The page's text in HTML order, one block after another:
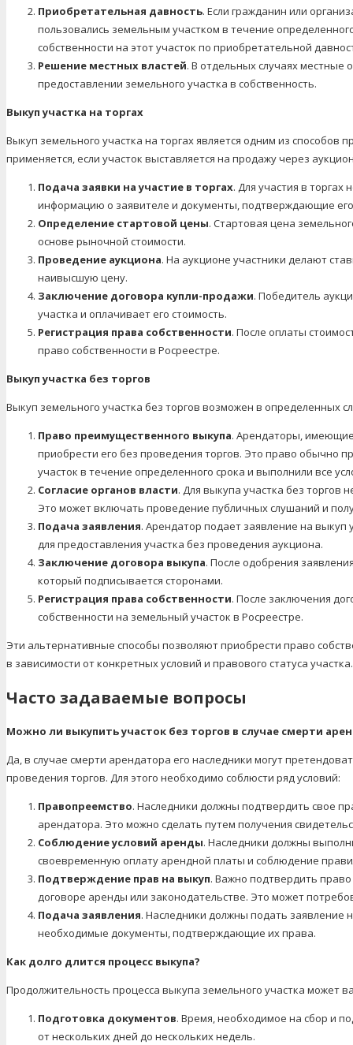
Приобретательная давность. Если гражданин или
пользовались земельным участком в течение
собственности на этот участок по приобретательной
Решение местных властей. В отдельных случаях местные
предоставлении земельного участка в собственность.
Выкуп участка на торгах
Выкуп земельного участка на торгах является одним из способов
применяется, если участок выставляется на продажу через
Подача заявки на участие в торгах. Для участия в
информацию о заявителе и документы, подтверждающие
Определение стартовой цены. Стартовая цена
основе рыночной стоимости.
Проведение аукциона. На аукционе участники делают
наивысшую цену.
Заключение договора купли-продажи. Победитель
участка и оплачивает его стоимость.
Регистрация права собственности. После оплаты
право собственности в Росреестре.
Выкуп участка без торгов
Выкуп земельного участка без торгов возможен в определенных
Право преимущественного выкупа. Арендаторы,
приобрести его без проведения торгов. Это право обычно
участок в течение определенного срока и выполнили все
Согласие органов власти. Для выкупа участка без торгов
Это может включать проведение публичных слушаний и
Подача заявления. Арендатор подает заявление на выкуп
для предоставления участка без проведения аукциона.
Заключение договора выкупа. После одобрения
который подписывается сторонами.
Регистрация права собственности. После заключения
собственности на земельный участок в Росреестре.
Эти альтернативные способы позволяют приобрести право
в зависимости от конкретных условий и правового статуса участка.
Часто задаваемые вопросы
Можно ли выкупить участок без торгов в случае смерти
Да, в случае смерти арендатора его наследники могут
проведения торгов. Для этого необходимо соблюсти ряд условий:
Правопреемство. Наследники должны подтвердить свое
арендатора. Это можно сделать путем получения
Соблюдение условий аренды. Наследники должны
своевременную оплату арендной платы и соблюдение
Подтверждение прав на выкуп. Важно подтвердить
договоре аренды или законодательстве. Это может
Подача заявления. Наследники должны подать заявление
необходимые документы, подтверждающие их права.
Как долго длится процесс выкупа?
Продолжительность процесса выкупа земельного участка может
Подготовка документов. Время, необходимое на сбор и
от нескольких дней до нескольких недель.